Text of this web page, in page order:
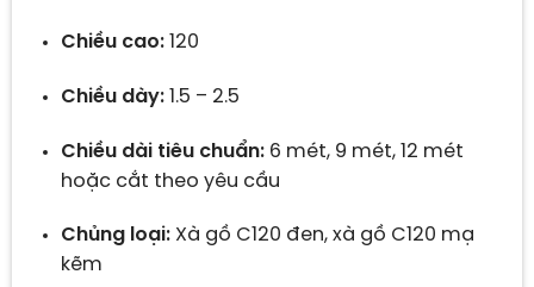
Chiều cao:120
Chiều dày:1.5 – 2.5
Chiều dài tiêu chuẩn:6 mét, 9 mét, 12 mét
hoặc cắt theo yêu cầu
Chủng loại:Xà gồ C120 đen, xà gồ C120 mạ
kẽm